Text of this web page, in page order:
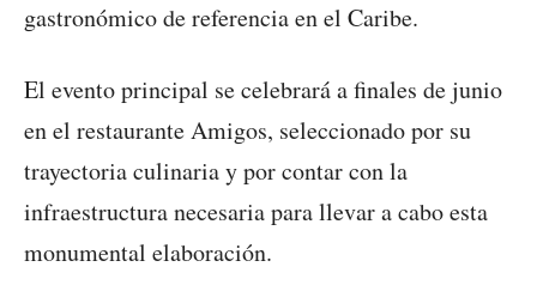
gastronómico de referencia en el Caribe.
El evento principal se celebrará a finales de junio
en el restaurante Amigos, seleccionado por su
trayectoria culinaria y por contar con la
infraestructura necesaria para llevar a cabo esta
monumental elaboración.